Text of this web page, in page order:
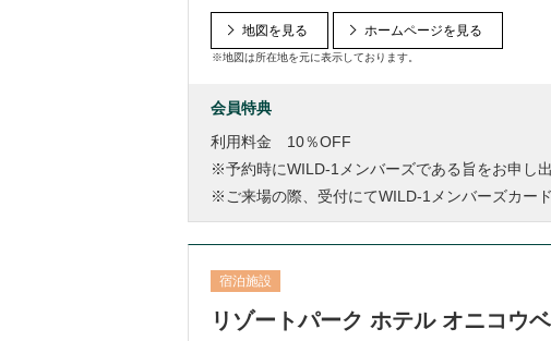
地図を見る
※地図は所在地を元に表示しております。
ホームページを見る
会員特典
利用料金 10％OFF
※予約時にWILD-1メンバーズである旨をお申し出
※ご来場の際、受付にてWILD-1メンバーズカー
宿泊施設
リゾートパーク ホテル オニコウベ